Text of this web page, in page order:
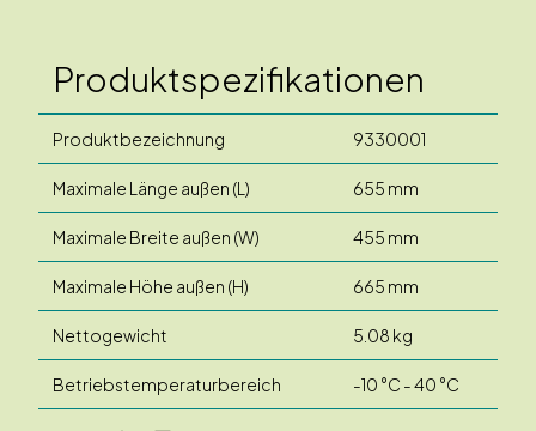
Produktspezifikationen
Produktbezeichnung 9330001
Maximale Länge außen (L) 655 mm
Maximale Breite außen (W) 455 mm
Maximale Höhe außen (H) 665 mm
Nettogewicht 5.08 kg
Betriebstemperaturbereich -10 °C - 40 °C